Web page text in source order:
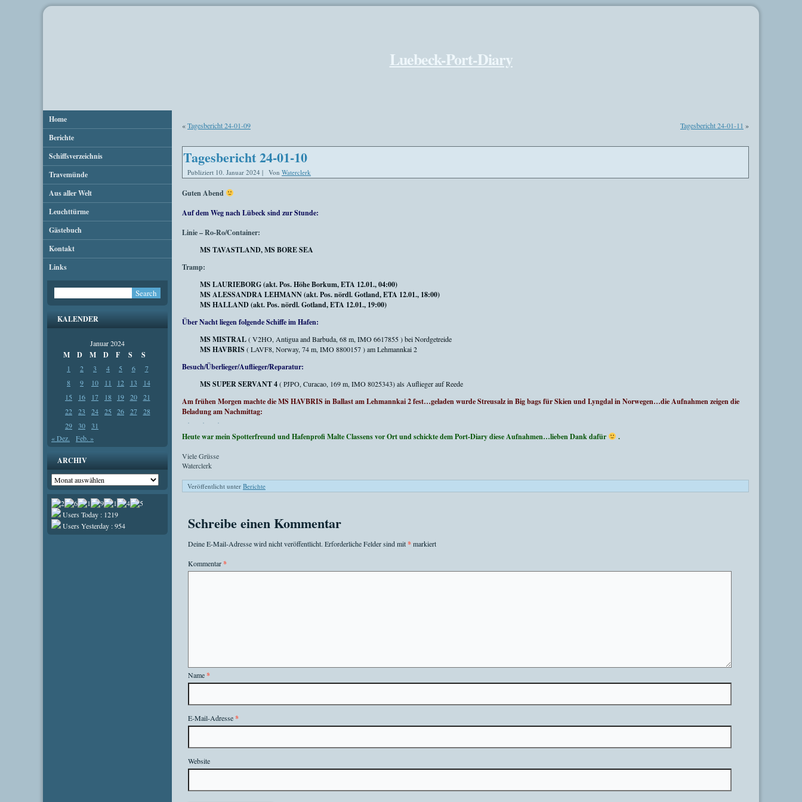
Luebeck-Port-Diary
Home
Berichte
Schiffsverzeichnis
Travemünde
Aus aller Welt
Leuchttürme
Gästebuch
Kontakt
Links
KALENDER
Januar 2024
M D M D F S S
1 2 3 4 5 6
7
8
9 10 11 12 13
14
15
16 17 18 19 20
21
22
23 24 25 26 27
28
29
30
31
« Dez.
Feb. »
ARCHIV
Archiv
Users Today : 1219
Users Yesterday : 954
«Tagesbericht 24-01-09 Tagesbericht 24-01-11 »
Tagesbericht 24-01-10
Publiziert 10. Januar 2024 | Von Waterclerk
Guten Abend
Auf dem Weg nach Lübeck sind zur Stunde:
Linie – Ro-Ro/Container:
MS TAVASTLAND, MS BORE SEA
Tramp:
MS LAURIEBORG (akt. Pos. Höhe Borkum, ETA 12.01., 04:00)
MS ALESSANDRA LEHMANN (akt. Pos. nördl. Gotland, ETA 12.01., 18:00)
MS HALLAND (akt. Pos. nördl. Gotland, ETA 12.01., 19:00)
Über Nacht liegen folgende Schiffe im Hafen:
MS MISTRAL( V2HO, Antigua and Barbuda, 68 m, IMO 6617855 ) bei Nordgetreide
MS HAVBRIS ( LAVF8, Norway, 74 m, IMO 8800157 ) am Lehmannkai 2
Besuch/Überlieger/Auflieger/Reparatur:
MS SUPER SERVANT 4( PJPO, Curacao, 169 m, IMO 8025343) als Auflieger auf Reede
Am frühen Morgen machte die MS HAVBRIS in Ballast am Lehmannkai 2 fest…geladen wurde Streusalz in Big bags für Skien und Lyngdal in Norwegen…die Aufnahmen zeigen die
Beladung am Nachmittag:
Heute war mein Spotterfreund und Hafenprofi Malte Classens vor Ort und schickte dem Port-Diary diese Aufnahmen…lieben Dank dafür .
Viele Grüsse
Waterclerk
Veröffentlicht unter Berichte
Schreibe einen Kommentar
Deine E-Mail-Adresse wird nicht veröffentlicht. Erforderliche Felder sind mit*markiert
Kommentar*
Name*
E-Mail-Adresse*
Website